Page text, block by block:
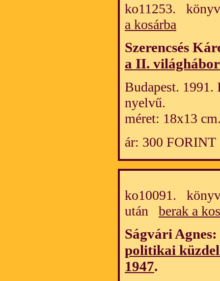
ko11253.
a kosárba
Szerencsés
a II.
Budapest. 1991.
nyelvű.
méret: 18x13
ár: 300 FORINT
ko10091.
után berak a
Ságvári Agnes:
politikai
1947.